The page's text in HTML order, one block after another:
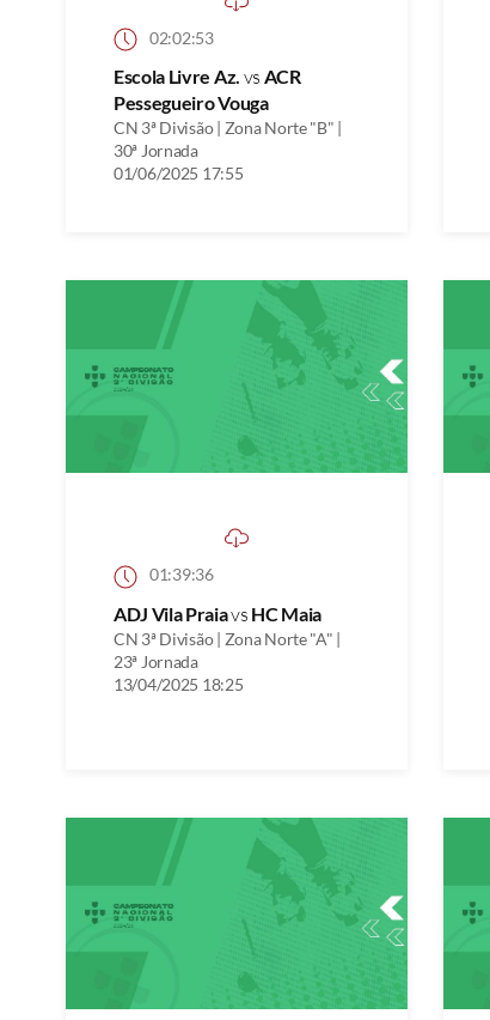
02:02:53
Escola Livre Az. vs ACR
Pessegueiro Vouga
CN 3ª Divisão | Zona Norte "B" |
30ª Jornada
01/06/2025 17:55
01:39:36
ADJ Vila Praiavs HC Maia
CN 3ª Divisão | Zona Norte "A" |
23ª Jornada
13/04/2025 18:25